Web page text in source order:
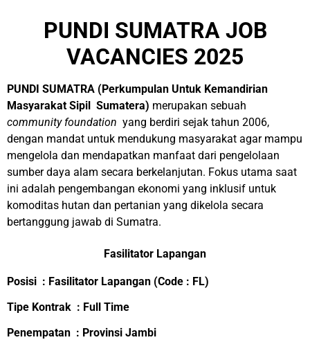
PUNDI SUMATRA JOB
VACANCIES 2025
PUNDI SUMATRA (Perkumpulan Untuk Kemandirian
Masyarakat Sipil Sumatera) merupakan sebuah
community foundation yang berdiri sejak tahun 2006,
dengan mandat untuk mendukung masyarakat agar mampu
mengelola dan mendapatkan manfaat dari pengelolaan
sumber daya alam secara berkelanjutan. Fokus utama saat
ini adalah pengembangan ekonomi yang inklusif untuk
komoditas hutan dan pertanian yang dikelola secara
bertanggung jawab di Sumatra.
Fasilitator Lapangan
Posisi : Fasilitator Lapangan (Code : FL)
Tipe Kontrak : Full Time
Penempatan : Provinsi Jambi